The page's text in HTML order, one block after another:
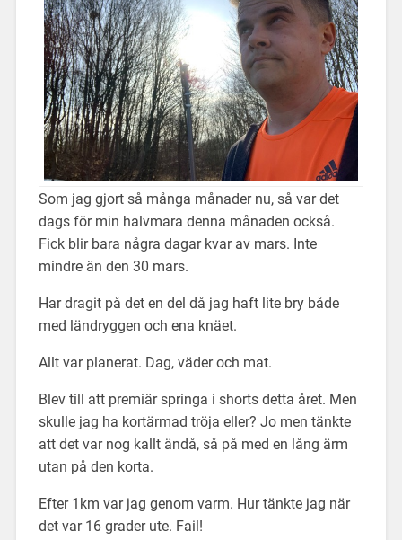
Som jag gjort så många månader nu, så var det
dags för min halvmara denna månaden också.
Fick blir bara några dagar kvar av mars. Inte
mindre än den 30 mars.
Har dragit på det en del då jag haft lite bry både
med ländryggen och ena knäet.
Allt var planerat. Dag, väder och mat.
Blev till att premiär springa i shorts detta året. Men
skulle jag ha kortärmad tröja eller? Jo men tänkte
att det var nog kallt ändå, så på med en lång ärm
utan på den korta.
Efter 1km var jag genom varm. Hur tänkte jag när
det var 16 grader ute. Fail!